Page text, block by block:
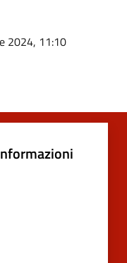
2024, 11:10